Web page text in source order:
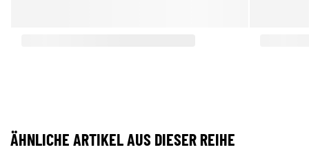
ÄHNLICHE ARTIKEL AUS DIESER REIHE